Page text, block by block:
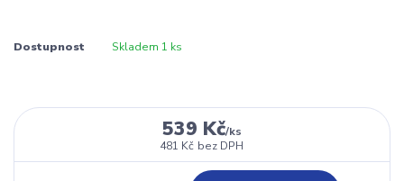
Dostupnost Skladem 1 ks
539 Kč/ks
481 Kč bez DPH